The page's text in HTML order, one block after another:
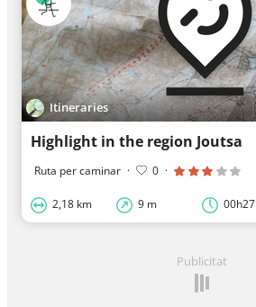
Itineraries
Highlight in the region Joutsa
Ruta per caminar · 0 ·
2,18 km 9 m 00h27
Publicitat